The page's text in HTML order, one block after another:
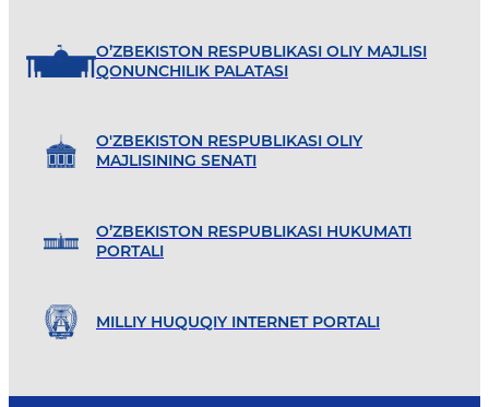
O’ZBEKISTON RESPUBLIKASI OLIY MAJLISI
QONUNCHILIK PALATASI
O'ZBEKISTON RESPUBLIKASI OLIY
MAJLISINING SENATI
O’ZBEKISTON RESPUBLIKASI HUKUMATI
PORTALI
MILLIY HUQUQIY INTERNET PORTALI